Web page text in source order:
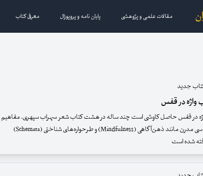
مقالات علمی و پژوهشی پایان نامه و پروپوزال معرفی کتاب
جدید
واژه در قفس
در قفس حاصل کاوشی است چند ساله در هشت کتاب شعر سهراب سپهری. مفاهیم
روان‌شناسی مدرن مانند ذهن‌آگاهی (Mindfulness) و طرحواره‌های شناختی (Schemata)
شده است